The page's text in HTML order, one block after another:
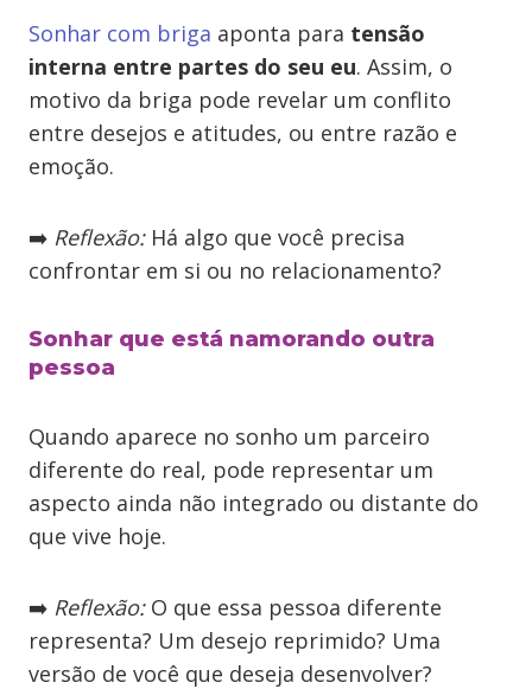
Sonhar com briga aponta para tensão
interna entre partes do seu eu. Assim, o
motivo da briga pode revelar um conflito
entre desejos e atitudes, ou entre razão e
emoção.
➡️ Reflexão:Há algo que você precisa
confrontar em si ou no relacionamento?
Sonhar que está namorando outra
pessoa
Quando aparece no sonho um parceiro
diferente do real, pode representar um
aspecto ainda não integrado ou distante do
que vive hoje.
➡️ Reflexão:O que essa pessoa diferente
representa? Um desejo reprimido? Uma
versão de você que deseja desenvolver?